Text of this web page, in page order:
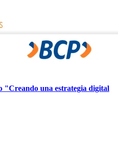
"Creando una estrategia digital